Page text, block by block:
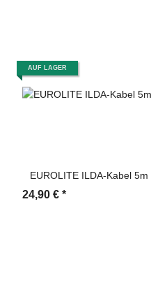
AUF LAGER
EUROLITE ILDA-Kabel 5m
24,90 € *